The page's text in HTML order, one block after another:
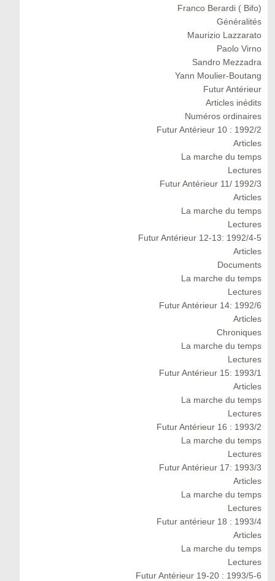
Franco Berardi ( Bifo)
Généralités
Maurizio Lazzarato
Paolo Virno
Sandro Mezzadra
Yann Moulier-Boutang
Futur Antérieur
Articles inédits
Numéros ordinaires
Futur Antérieur 10 : 1992/2
Articles
La marche du temps
Lectures
Futur Antérieur 11/ 1992/3
Articles
La marche du temps
Lectures
Futur Antérieur 12-13: 1992/4-5
Articles
Documents
La marche du temps
Lectures
Futur Antérieur 14: 1992/6
Articles
Chroniques
La marche du temps
Lectures
Futur Antérieur 15: 1993/1
Articles
La marche du temps
Lectures
Futur Antérieur 16 : 1993/2
La marche du temps
Lectures
Futur Antérieur 17: 1993/3
Articles
La marche du temps
Lectures
Futur antérieur 18 : 1993/4
Articles
La marche du temps
Lectures
Futur Antérieur 19-20 : 1993/5-6